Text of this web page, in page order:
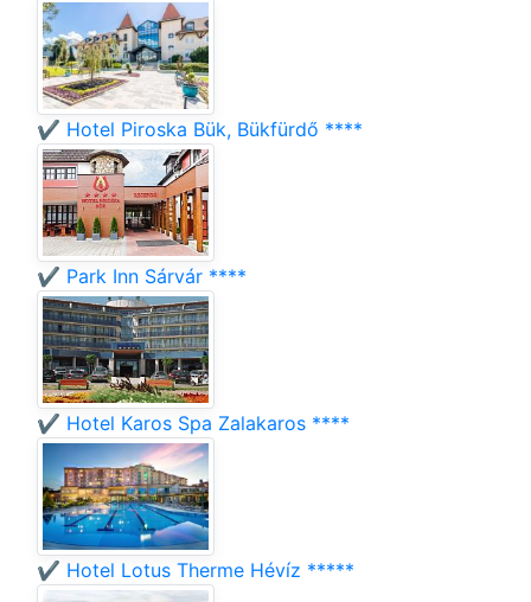
✔️ Hotel Piroska Bük, Bükfürdő ****
✔️ Park Inn Sárvár ****
✔️ Hotel Karos Spa Zalakaros ****
✔️ Hotel Lotus Therme Hévíz *****